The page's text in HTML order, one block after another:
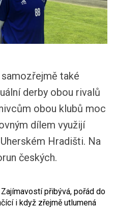
také
derby obou rivalů
obou klubů moc
dílem využijí
Hradišti. Na
českých.
přibývá, pořád do
i když zřejmě utlumená